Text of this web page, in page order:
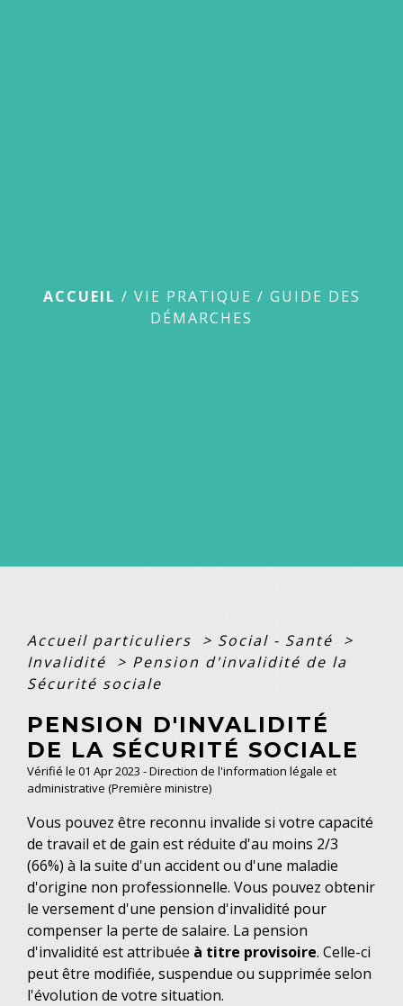
ACCUEIL / VIE PRATIQUE / GUIDE DES
DÉMARCHES
Accueil particuliers > Social - Santé
>
Invalidité
> Pension d'invalidité de la
Sécurité sociale
PENSION D'INVALIDITÉ
DE LA SÉCURITÉ SOCIALE
Vérifié le 01 Apr 2023 - Direction de l'information légale et
administrative (Première ministre)
Vous pouvez être reconnu invalide si votre capacité
de travail et de gain est réduite d'au moins 2/3
(66%) à la suite d'un accident ou d'une maladie
d'origine non professionnelle. Vous pouvez obtenir
le versement d'une pension d'invalidité pour
compenser la perte de salaire. La pension
d'invalidité est attribuée à titre provisoire. Celle-ci
peut être modifiée, suspendue ou supprimée selon
l'évolution de votre situation.